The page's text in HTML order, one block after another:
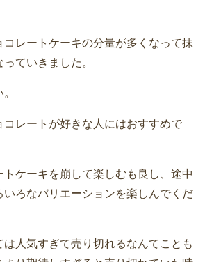
レートケーキの分量が多くなって抹
ていきました。
コレートが好きな人にはおすすめで
ケーキを崩して楽しむも良し、途中
いろなバリエーションを楽しんでくだ
人気すぎて売り切れるなんてことも